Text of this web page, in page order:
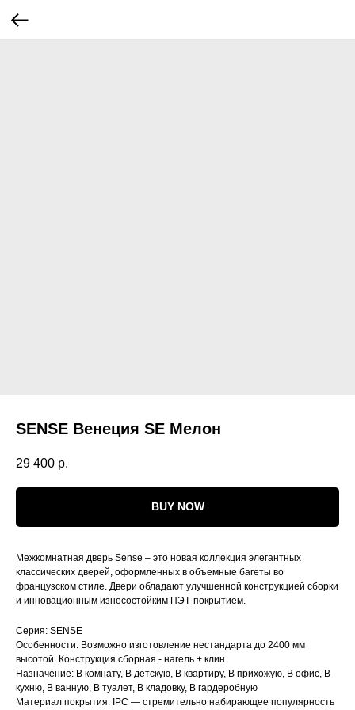
SENSE Венеция SE Мелон
29 400 р.
BUY NOW
Межкомнатная дверь Sense – это новая коллекция элегантных
классических дверей, оформленных в объемные багеты во
французском стиле. Двери обладают улучшенной конструкцией сборки
и инновационным износостойким ПЭТ-покрытием.
Серия: SENSE
Особенности: Возможно изготовление нестандарта до 2400 мм
высотой. Конструкция сборная - нагель + клин.
Назначение: В комнату, В детскую, В квартиру, В прихожую, В офис, В
кухню, В ванную, В туалет, В кладовку, В гардеробную
Материал покрытия: IРС — стремительно набирающее популярность